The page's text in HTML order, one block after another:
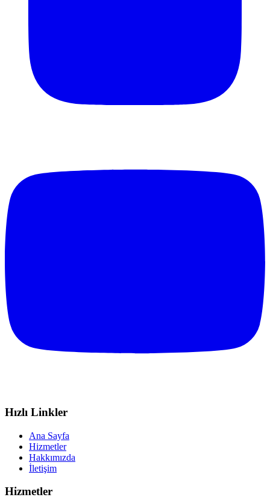
Hızlı Linkler
Ana Sayfa
Hizmetler
Hakkımızda
İletişim
Hizmetler